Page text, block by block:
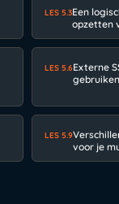
LES 5.3Een
opzetten
LES 5.6Externe
LES 5.9
voor je